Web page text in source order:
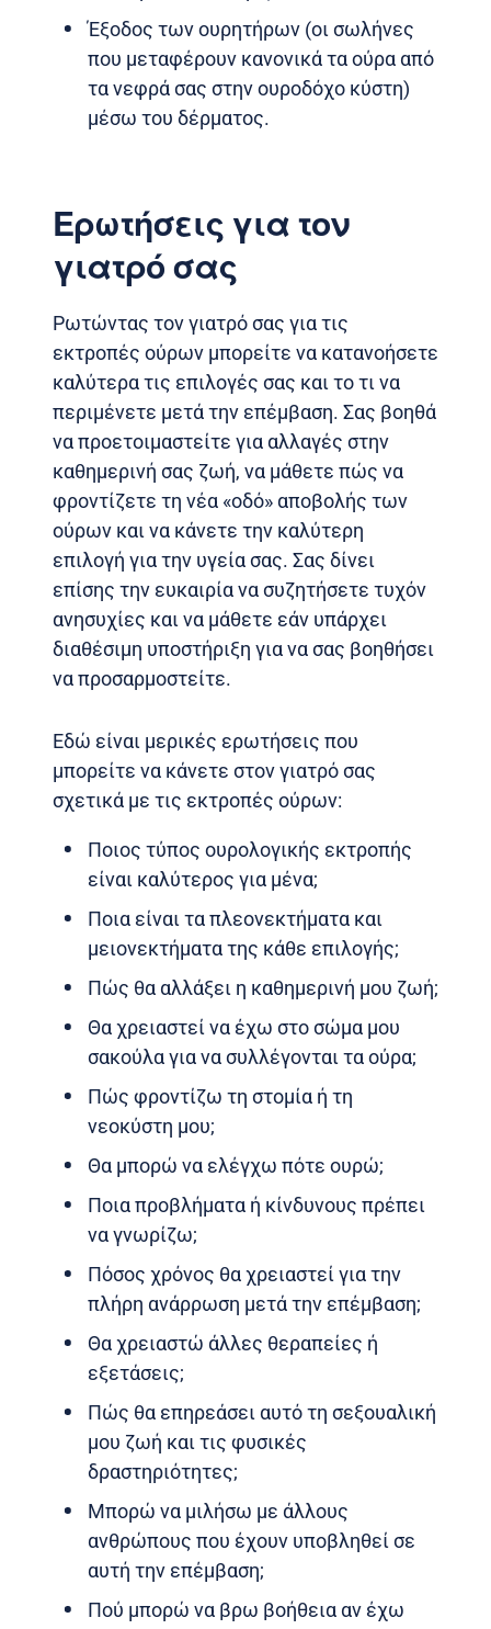
Έξοδος των ουρητήρων (οι σωλήνες
που μεταφέρουν κανονικά τα ούρα από
τα νεφρά σας στην ουροδόχο κύστη)
μέσω του δέρματος.
Ερωτήσεις για τον
γιατρό σας
Ρωτώντας τον γιατρό σας για τις
εκτροπές ούρων μπορείτε να κατανοήσετε
καλύτερα τις επιλογές σας και το τι να
περιμένετε μετά την επέμβαση. Σας βοηθά
να προετοιμαστείτε για αλλαγές στην
καθημερινή σας ζωή, να μάθετε πώς να
φροντίζετε τη νέα «οδό» αποβολής των
ούρων και να κάνετε την καλύτερη
επιλογή για την υγεία σας. Σας δίνει
επίσης την ευκαιρία να συζητήσετε τυχόν
ανησυχίες και να μάθετε εάν υπάρχει
διαθέσιμη υποστήριξη για να σας βοηθήσει
να προσαρμοστείτε.
Εδώ είναι μερικές ερωτήσεις που
μπορείτε να κάνετε στον γιατρό σας
σχετικά με τις εκτροπές ούρων:
Ποιος τύπος ουρολογικής εκτροπής
είναι καλύτερος για μένα;
Ποια είναι τα πλεονεκτήματα και
μειονεκτήματα της κάθε επιλογής;
Πώς θα αλλάξει η καθημερινή μου ζωή;
Θα χρειαστεί να έχω στο σώμα μου
σακούλα για να συλλέγονται τα ούρα;
Πώς φροντίζω τη στομία ή τη
νεοκύστη μου;
Θα μπορώ να ελέγχω πότε ουρώ;
Ποια προβλήματα ή κίνδυνους πρέπει
να γνωρίζω;
Πόσος χρόνος θα χρειαστεί για την
πλήρη ανάρρωση μετά την επέμβαση;
Θα χρειαστώ άλλες θεραπείες ή
εξετάσεις;
Πώς θα επηρεάσει αυτό τη σεξουαλική
μου ζωή και τις φυσικές
δραστηριότητες;
Μπορώ να μιλήσω με άλλους
ανθρώπους που έχουν υποβληθεί σε
αυτή την επέμβαση;
Πού μπορώ να βρω βοήθεια αν έχω